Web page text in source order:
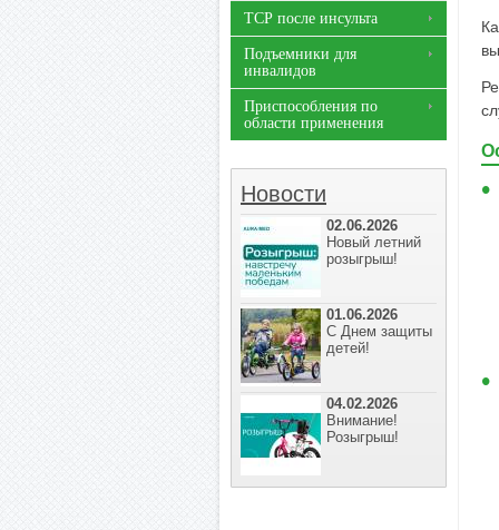
ТСР после инсульта
Подъемники для
инвалидов
Приспособления по
области применения
Новости
02.06.2026
Новый летний
розыгрыш!
01.06.2026
С Днем защиты
детей!
04.02.2026
Внимание!
Розыгрыш!